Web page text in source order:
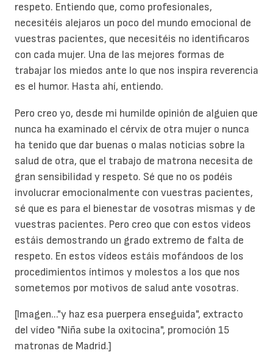
respeto. Entiendo que, como profesionales,
necesitéis alejaros un poco del mundo emocional de
vuestras pacientes, que necesitéis no identificaros
con cada mujer. Una de las mejores formas de
trabajar los miedos ante lo que nos inspira reverencia
es el humor. Hasta ahí, entiendo.
Pero creo yo, desde mi humilde opinión de alguien que
nunca ha examinado el cérvix de otra mujer o nunca
ha tenido que dar buenas o malas noticias sobre la
salud de otra, que el trabajo de matrona necesita de
gran sensibilidad y respeto. Sé que no os podéis
involucrar emocionalmente con vuestras pacientes,
sé que es para el bienestar de vosotras mismas y de
vuestras pacientes. Pero creo que con estos videos
estáis demostrando un grado extremo de falta de
respeto. En estos vídeos estáis mofándoos de los
procedimientos íntimos y molestos a los que nos
sometemos por motivos de salud ante vosotras.
[Imagen..."y haz esa puerpera enseguida", extracto
del vídeo "Niña sube la oxitocina", promoción 15
matronas de Madrid.]